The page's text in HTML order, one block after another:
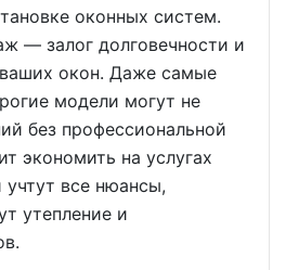
оконных систем.
— залог долговечности и
окон. Даже самые
модели могут не
без профессиональной
экономить на услугах
учтут все нюансы,
утепление и